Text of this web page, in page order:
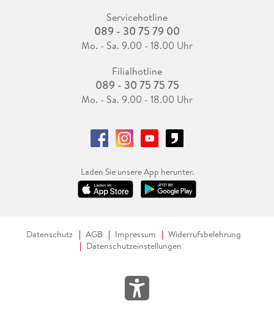
Servicehotline
089 - 30 75 79 00
Mo. - Sa. 9.00 - 18.00 Uhr
Filialhotline
089 - 30 75 75 75
Mo. - Sa. 9.00 - 18.00 Uhr
Laden Sie unsere App herunter.
Datenschutz AGB Impressum
Widerrufsbelehrung
Datenschutzeinstellungen